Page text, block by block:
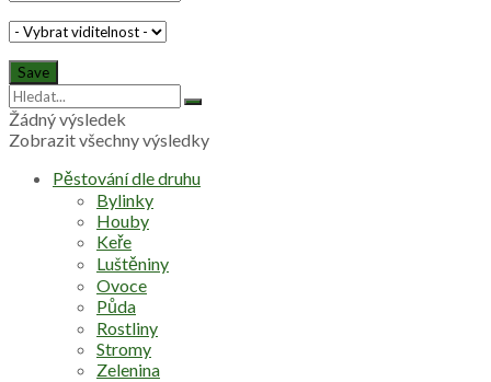
Žádný výsledek
Zobrazit všechny výsledky
Pěstování dle druhu
Bylinky
Houby
Keře
Luštěniny
Ovoce
Půda
Rostliny
Stromy
Zelenina